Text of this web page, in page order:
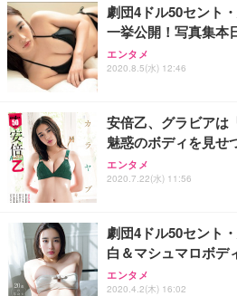
務用 おしゃれ パソコン
ANDWINT オフィスチェ
ッシュ 通気性 ランバー
ス圧無段階昇降 360度回
【MiniLED/24.5inch/
HOOTER Gaming
グモニター QD 24.5イ
アイリスオーヤマ ペッ
ュラー 200枚入【
劇団4ドル50セント
一挙公開！写真集本
エンタメ
2020.8.5(水) 12:46
安倍乙、グラビア
魅惑のボディを見せ
エンタメ
2020.7.22(水) 11:56
劇団4ドル50セント
白＆マシュマロボデ
エンタメ
2020.4.2(木) 16:02